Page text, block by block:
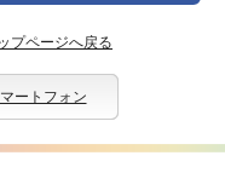
プページへ戻る
ートフォン